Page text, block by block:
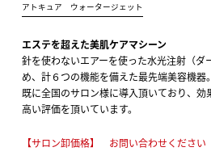
アトキュア ウォータージェット
エステを超えた美肌ケアマシーン
針を使わないエアーを使った水光注射（ダ
め、計６つの機能を備えた最先端美容機器。
既に全国のサロン様に導入頂いており、効
高い評価を頂いています。
【サロン卸価格】 お問い合わせください